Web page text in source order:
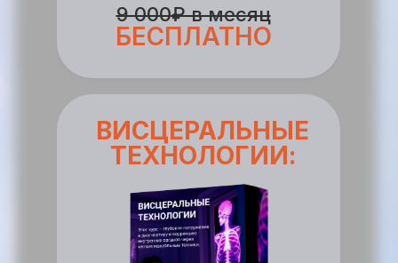
9 000₽ в месяц
БЕСПЛАТНО
ВИСЦЕРАЛЬНЫЕ
ТЕХНОЛОГИИ: